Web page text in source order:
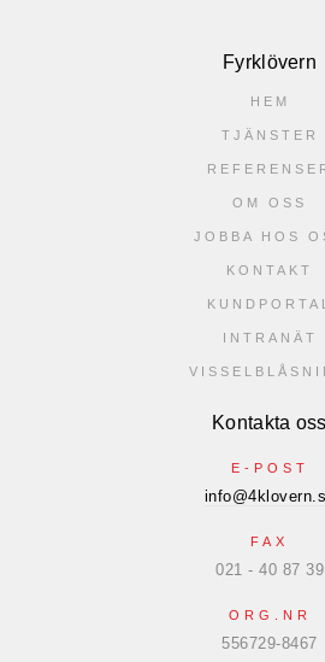
Fyrklövern
HEM
TJÄNSTER
OM OSS
JOBBA HOS
KONTAKT
KUNDPORTAL
INTRANÄT
Kontakta oss
E-POST
FAX
021 - 40 87 39
ORG.NR
556729-8467